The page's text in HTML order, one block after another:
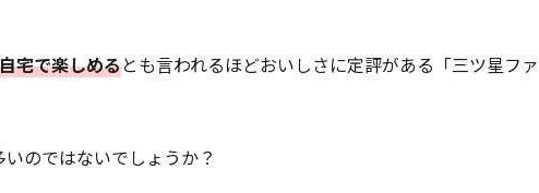
宅で楽しめるとも言われるほどおいしさに定評がある「三ツ星ファ
のではないでしょうか？